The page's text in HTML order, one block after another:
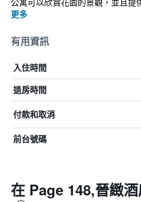
更多
有用資訊
入住時間
退房時間
付款和取消
前台號碼
在 Page 148,晉緻